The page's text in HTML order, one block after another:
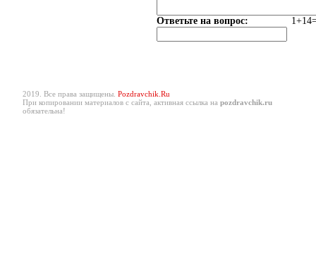
Ответьте на вопрос:
2019. Все права защищены. Pozdravchik.Ru
При копировании материалов с сайта, активная ссылка на pozdravchik.ru
обязательна!